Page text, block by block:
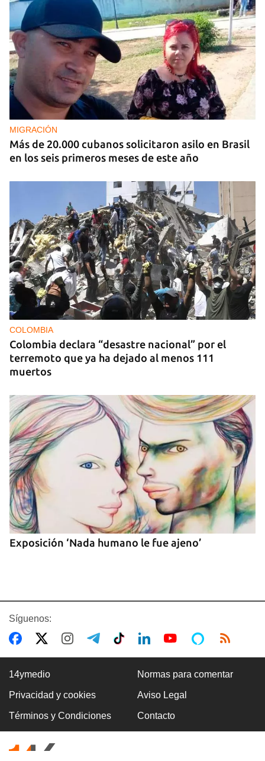
TURISMO
Cada vez más cubanos de la diáspora escogen
otras islas del Caribe para reunirse con sus
familias
MIGRACIÓN
Más de 20.000 cubanos solicitaron asilo en Brasil
en los seis primeros meses de este año
COLOMBIA
Colombia declara “desastre nacional” por el
terremoto que ya ha dejado al menos 111
muertos
Exposición ‘Nada humano le fue ajeno’
RUSIA
Drones ucranianos matan a 13 rusos en un centro
petroquímico a 1.000 kilómetros del frente
Síguenos:
14ymedio Normas para comentar
Privacidad y cookies Aviso Legal
Términos y Condiciones Contacto